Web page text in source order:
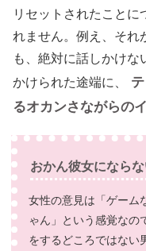
リセットされたことに
れません。例え、それ
も、絶対に話しかけな
かけられた途端に、
るオカンさながらの
おかん彼女になら
女性の意見は「ゲーム
ゃん」という感覚なの
をするどころではない